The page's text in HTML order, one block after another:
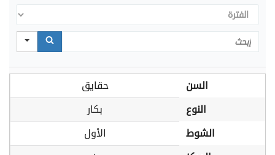
الفترة
Search
السن
حقايق
النوع
بكار
الشوط
الأول